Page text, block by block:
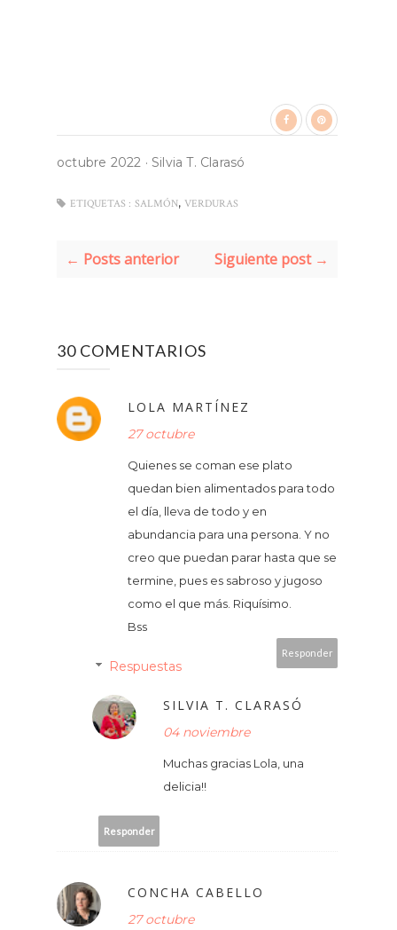
octubre 2022 · Silvia T. Clarasó
ETIQUETAS : SALMÓN, VERDURAS
← Posts anterior Siguiente post →
30 COMENTARIOS
LOLA MARTÍNEZ
27 octubre
Quienes se coman ese plato
quedan bien alimentados para todo
el día, lleva de todo y en
abundancia para una persona. Y no
creo que puedan parar hasta que se
termine, pues es sabroso y jugoso
como el que más. Riquísimo.
Bss
Responder
Respuestas
SILVIA T. CLARASÓ
04 noviembre
Muchas gracias Lola, una
delicia!!
Responder
CONCHA CABELLO
27 octubre